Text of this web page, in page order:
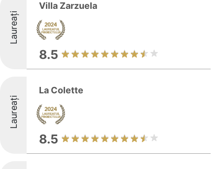
Laureați
Villa Zarzuela
8.5
Laureați
La Colette
8.5